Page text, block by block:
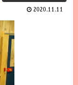
2020.11.11